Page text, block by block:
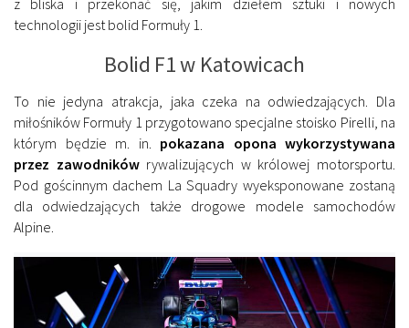
technologii jest bolid Formuły 1.
Bolid F1 w Katowicach
To nie jedyna atrakcja, jaka czeka na odwiedzających. Dla
miłośników Formuły 1 przygotowano specjalne stoisko Pirelli, na
którym będzie m. in. pokazana opona wykorzystywana
przez zawodnikówrywalizujących w królowej motorsportu.
Pod gościnnym dachem La Squadry wyeksponowane zostaną
dla odwiedzających także drogowe modele samochodów
Alpine.